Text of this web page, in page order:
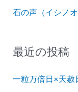
石の声（イシノオ
最近の投稿
一粒万倍日×天赦